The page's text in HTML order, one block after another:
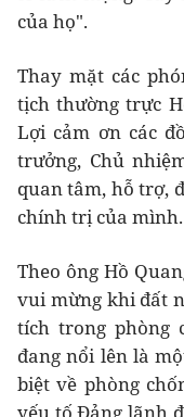
của họ".
Thay mặt các
tịch thường trực
Lợi cảm ơn các
trưởng, Chủ
quan tâm, hỗ trợ,
chính trị của mình.
Theo ông Hồ
vui mừng khi đất
tích trong phòng
đang nổi lên là
biệt về phòng
yếu tố Đảng lãnh